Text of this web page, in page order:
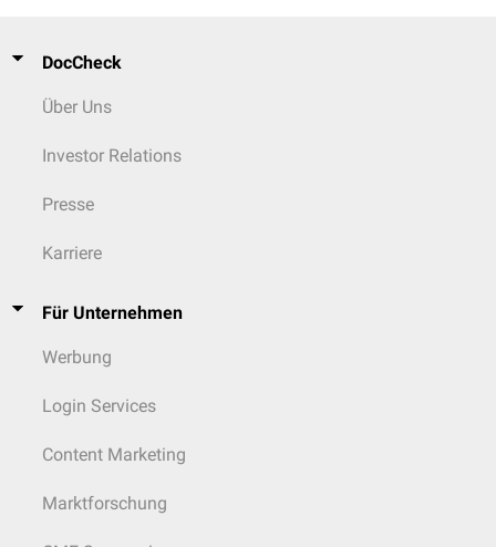
DocCheck
Über Uns
Investor Relations
Presse
Karriere
Für Unternehmen
Werbung
Login Services
Content Marketing
Marktforschung